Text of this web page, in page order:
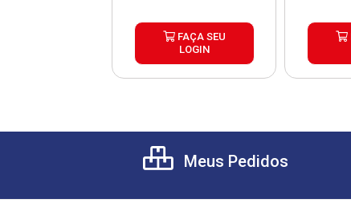
FAÇA SEU
LOGIN
Meus Pedidos